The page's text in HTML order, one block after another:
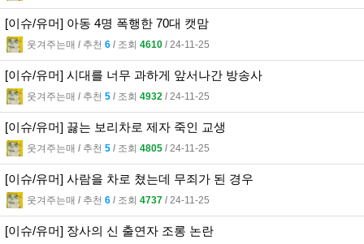
[이슈/유머] 아동 4명 폭행한 70대 캣맘
웃겨주는매 l 추천 6 l 조회 4610 l 24-11-25
[이슈/유머] 시대를 너무 과하게 앞서나간 방송사
웃겨주는매 l 추천 5 l 조회 4932 l 24-11-25
[이슈/유머] 끓는 보리차로 제자 죽인 교생
웃겨주는매 l 추천 5 l 조회 4805 l 24-11-25
[이슈/유머] 사람을 차로 쳤는데 무죄가 된 경우
웃겨주는매 l 추천 6 l 조회 4737 l 24-11-25
[이슈/유머] 장사의 신 출연자 조롱 논란